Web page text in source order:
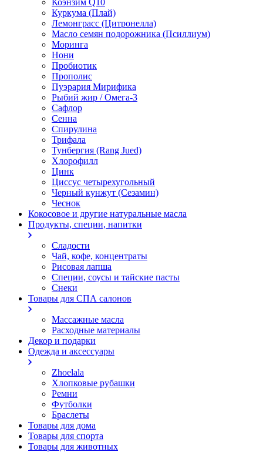
Коэнзим Q10
Куркума (Плай)
Лемонграсс (Цитронелла)
Масло семян подорожника (Псиллиум)
Моринга
Нони
Пробиотик
Прополис
Пуэрария Мирифика
Рыбий жир / Омега-3
Сафлор
Сенна
Спирулина
Трифала
Тунбергия (Rang Jued)
Хлорофилл
Цинк
Циссус четырехугольный
Черный кунжут (Сезамин)
Чеснок
Кокосовое и другие натуральные масла
Продукты, специи, напитки
Сладости
Чай, кофе, концентраты
Рисовая лапша
Специи, соусы и тайские пасты
Снеки
Товары для СПА салонов
Массажные масла
Расходные материалы
Декор и подарки
Одежда и аксессуары
Zhoelala
Хлопковые рубашки
Ремни
Футболки
Браслеты
Товары для дома
Товары для спорта
Товары для животных